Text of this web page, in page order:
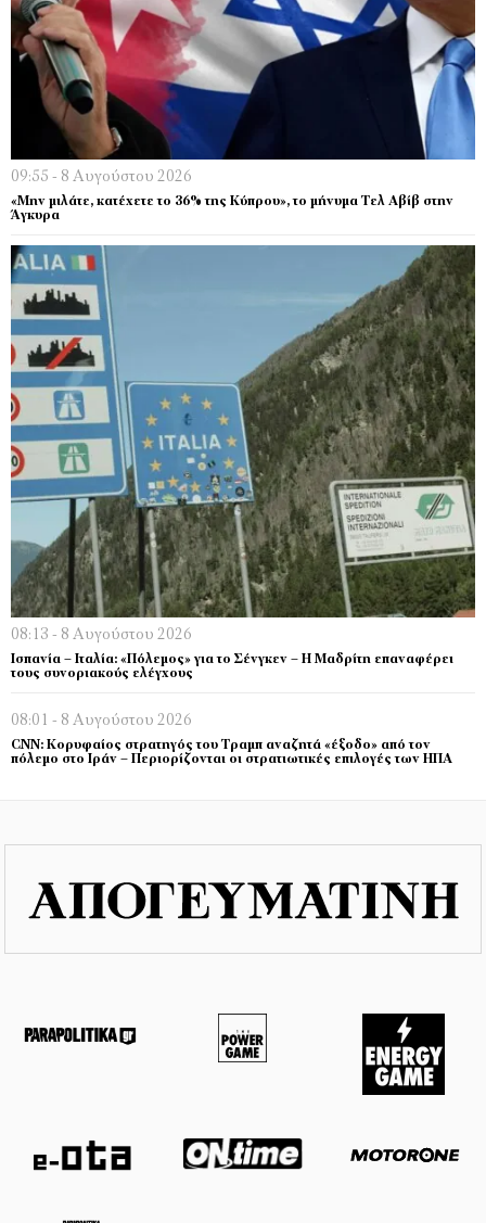
09:55 - 8 Αυγούστου 2026
«Μην μιλάτε, κατέχετε το 36% της Κύπρου», το μήνυμα Τελ Αβίβ στην
Άγκυρα
08:13 - 8 Αυγούστου 2026
Ισπανία – Ιταλία: «Πόλεμος» για το Σένγκεν – Η Μαδρίτη επαναφέρει
τους συνοριακούς ελέγχους
08:01 - 8 Αυγούστου 2026
CNN: Κορυφαίος στρατηγός του Τραμπ αναζητά «έξοδο» από τον
πόλεμο στο Ιράν – Περιορίζονται οι στρατιωτικές επιλογές των ΗΠΑ